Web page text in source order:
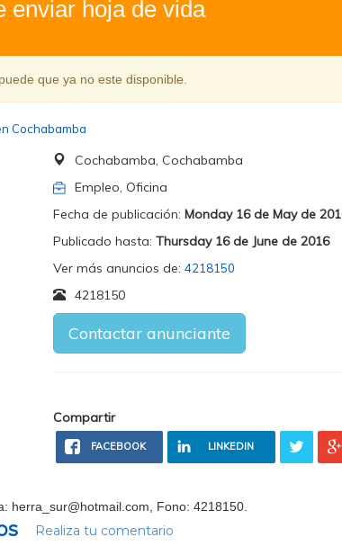
enviar hoja de vida
que ya no este disponible.
Cochabamba
Cochabamba, Cochabamba
Empleo, Oficina
Fecha de publicación:Monday 16 de May de
Publicado hasta:Thursday 16 de June de 2016
Ver más anuncios de:4218150
4218150
Contactar anunciante
Compartir
FACEBOOK LINKEDIN
herra_sur@hotmail.com , Fono: 4218150.
Realiza tu comentario